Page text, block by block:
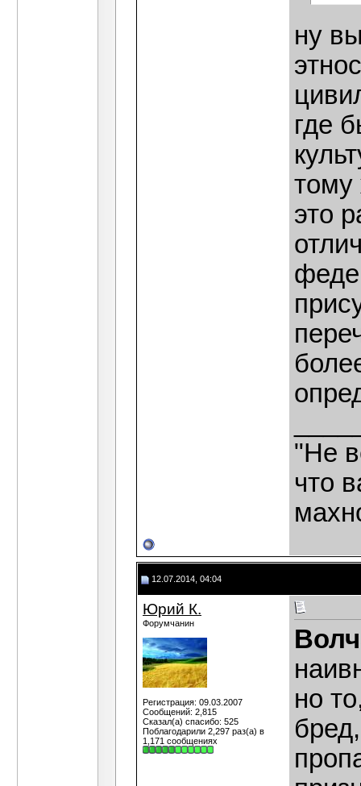
ну
где
тому
это
"Не
что
12.07.2014, 04:04
Юрий К.
Форумчанин
Регистрация: 09.03.2007
Сообщений: 2,815
Сказал(а) спасибо: 525
Поблагодарили 2,297 раз(а) в
1,171 сообщениях
но